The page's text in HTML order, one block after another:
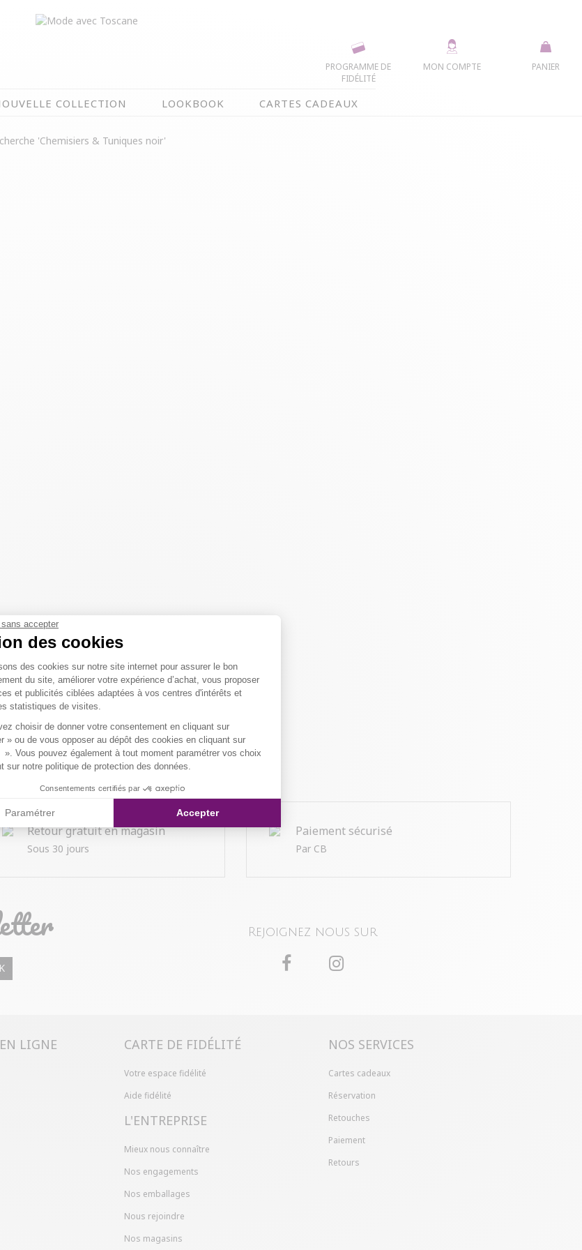
accepter
des cookies
de Gestion du Consentement : Personnalisez vos Options
des cookies sur notre site internet pour assurer le bon
du site, améliorer votre expérience d’achat, vous proposer
et publicités ciblées adaptées à vos centres d'intérêts et
statistiques de visites.
choisir de donner votre consentement en cliquant sur
» ou de vous opposer au dépôt des cookies en cliquant sur
». Vous pouvez également à tout moment paramétrer vos choix
sur notre politique de protection des données.
Consentements certifiés par
Paramétrer Accepter
PANIER
MON COMPTE
PROGRAMME DE
FIDÉLITÉ
COLLECTION LOOKBOOK CARTES CADEAUX
EN CE MOMENT
'Chemisiers & Tuniques noir'
Retour gratuit en magasin
Sous 30 jours
Paiement sécurisé
Par CB
Rejoignez nous sur
LIGNE CARTE DE FIDÉLITÉ
Votre espace fidélité
Aide fidélité
L'ENTREPRISE
Mieux nous connaître
Nos engagements
Nos emballages
Nous rejoindre
Nos magasins
NOS SERVICES
Cartes cadeaux
Réservation
Retouches
Paiement
Retours